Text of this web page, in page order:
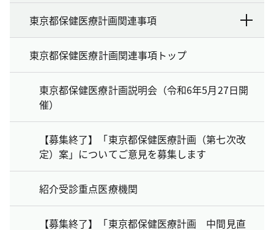
東京都保健医療計画関連事項
東京都保健医療計画関連事項トップ
東京都保健医療計画説明会（令和6年5月27日開
催）
【募集終了】「東京都保健医療計画（第七次改
定）案」についてご意見を募集します
紹介受診重点医療機関
【募集終了】「東京都保健医療計画 中間見直